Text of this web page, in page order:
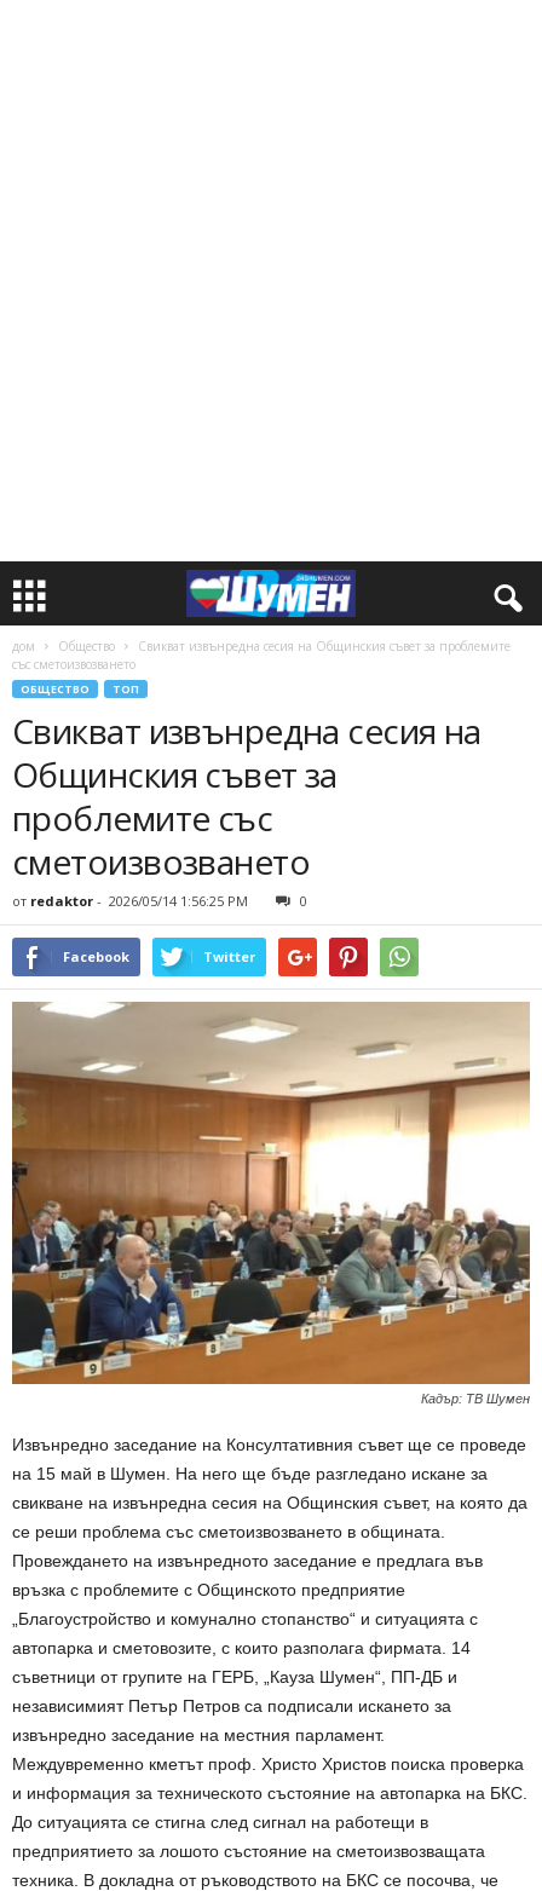
дом Общество
Свикват извънредна сесия на Общинския съвет за проблемите
със сметоизвозването
ОБЩЕСТВО ТОП
Свикват извънредна сесия на
Общинския съвет за
проблемите със
сметоизвозването
от redaktor - 2026/05/14 1:56:25 PM 0
Facebook Twitter
Кадър: ТВ Шумен
Извънредно заседание на Консултативния съвет ще се проведе
на 15 май в Шумен. На него ще бъде разгледано искане за
свикване на извънредна сесия на Общинския съвет, на която да
се реши проблема със сметоизвозването в общината.
Провеждането на извънредното заседание е предлага във
връзка с проблемите с Общинското предприятие
„Благоустройство и комунално стопанство“ и ситуацията с
автопарка и сметовозите, с които разполага фирмата. 14
съветници от групите на ГЕРБ, „Кауза Шумен“, ПП-ДБ и
независимият Петър Петров са подписали искането за
извънредно заседание на местния парламент.
Междувременно кметът проф. Христо Христов поиска проверка
и информация за техническото състояние на автопарка на БКС.
До ситуацията се стигна след сигнал на работещи в
предприятието за лошото състояние на сметоизвозващата
техника. В докладна от ръководството на БКС се посочва, че